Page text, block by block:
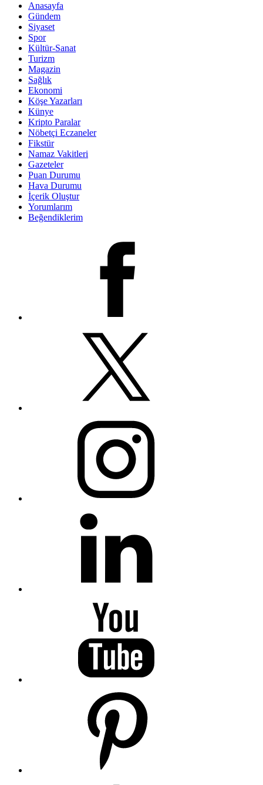
Anasayfa
Gündem
Siyaset
Spor
Kültür-Sanat
Turizm
Magazin
Sağlık
Ekonomi
Köşe Yazarları
Künye
Kripto Paralar
Nöbetçi Eczaneler
Fikstür
Namaz Vakitleri
Gazeteler
Puan Durumu
Hava Durumu
İçerik Oluştur
Yorumlarım
Beğendiklerim